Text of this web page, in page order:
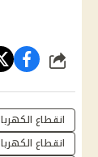
شارك
انقطاع
انقطاع